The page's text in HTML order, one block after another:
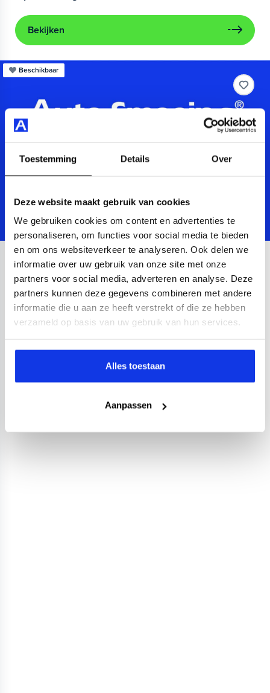
Toestemming Details Over
Deze website maakt gebruik van cookies
We gebruiken cookies om content en advertenties te
personaliseren, om functies voor social media te bieden
en om ons websiteverkeer te analyseren. Ook delen we
informatie over uw gebruik van onze site met onze
partners voor social media, adverteren en analyse. Deze
partners kunnen deze gegevens combineren met andere
informatie die u aan ze heeft verstrekt of die ze hebben
verzameld op basis van uw gebruik van hun services.
Alles toestaan
Aanpassen
Bekijken
Beschikbaar
SEAT Ibiza
1.0 EcoTSI Style
2022
Benzine
Apple Carplay/Android Auto
Cruise control adaptief
15.895,- 363,- p.m.